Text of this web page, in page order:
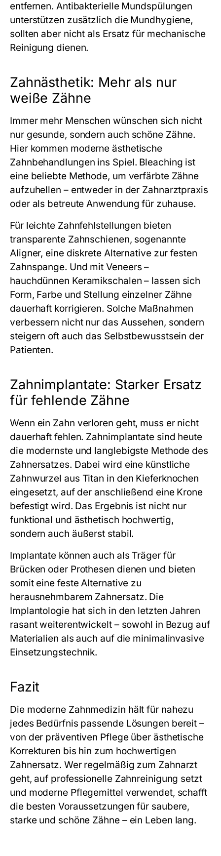
entfernen. Antibakterielle Mundspülungen
unterstützen zusätzlich die Mundhygiene,
sollten aber nicht als Ersatz für mechanische
Reinigung dienen.
Zahnästhetik: Mehr als nur
weiße Zähne
Immer mehr Menschen wünschen sich nicht
nur gesunde, sondern auch schöne Zähne.
Hier kommen moderne ästhetische
Zahnbehandlungen ins Spiel. Bleaching ist
eine beliebte Methode, um verfärbte Zähne
aufzuhellen – entweder in der Zahnarztpraxis
oder als betreute Anwendung für zuhause.
Für leichte Zahnfehlstellungen bieten
transparente Zahnschienen, sogenannte
Aligner, eine diskrete Alternative zur festen
Zahnspange. Und mit Veneers –
hauchdünnen Keramikschalen – lassen sich
Form, Farbe und Stellung einzelner Zähne
dauerhaft korrigieren. Solche Maßnahmen
verbessern nicht nur das Aussehen, sondern
steigern oft auch das Selbstbewusstsein der
Patienten.
Zahnimplantate: Starker Ersatz
für fehlende Zähne
Wenn ein Zahn verloren geht, muss er nicht
dauerhaft fehlen. Zahnimplantate sind heute
die modernste und langlebigste Methode des
Zahnersatzes. Dabei wird eine künstliche
Zahnwurzel aus Titan in den Kieferknochen
eingesetzt, auf der anschließend eine Krone
befestigt wird. Das Ergebnis ist nicht nur
funktional und ästhetisch hochwertig,
sondern auch äußerst stabil.
Implantate können auch als Träger für
Brücken oder Prothesen dienen und bieten
somit eine feste Alternative zu
herausnehmbarem Zahnersatz. Die
Implantologie hat sich in den letzten Jahren
rasant weiterentwickelt – sowohl in Bezug auf
Materialien als auch auf die minimalinvasive
Einsetzungstechnik.
Fazit
Die moderne Zahnmedizin hält für nahezu
jedes Bedürfnis passende Lösungen bereit –
von der präventiven Pflege über ästhetische
Korrekturen bis hin zum hochwertigen
Zahnersatz. Wer regelmäßig zum Zahnarzt
geht, auf professionelle Zahnreinigung setzt
und moderne Pflegemittel verwendet, schafft
die besten Voraussetzungen für saubere,
starke und schöne Zähne – ein Leben lang.